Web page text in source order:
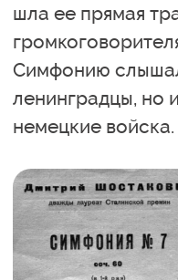
шла ее прямая
Симфонию
ленинградцы, но
немецкие войска.